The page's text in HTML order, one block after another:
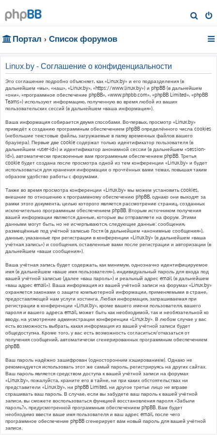
о
Портал Список форумов
Linux.by - Соглашение о конфиденциальности
Это соглашение подробно объясняет, как «Linux.by» и его подразделения (в
дальнейшем «мы», «наш», «Linux.by», «https://www.linux.by») и phpBB (в дальнейшем
«они», «программное обеспечение phpBB», «www.phpbb.com», «phpBB Limited», «phpBB
Teams») используют информацию, полученную во время любой из ваших
пользовательских сессий (в дальнейшем «ваша информация»).
Ваша информация собирается двумя способами. Во-первых, просмотр «Linux.by»
приведёт к созданию программным обеспечением phpBB определённого числа cookies
(небольшие текстовые файлы, загружаемые в папку временных файлов вашего
браузера). Первые две cookie содержат только идентификатор пользователя (в
дальнейшем «user-id») и идентификатор анонимной сессии (в дальнейшем «session-
id»), автоматически присвоенные вам программным обеспечением phpBB. Третья
cookie будет создана после просмотра одной из тем конференции «Linux.by» и будет
использоваться для хранения информации о прочтённых вами темах, повышая таким
образом удобство работы с форумами.
Также во время просмотра конференции «Linux.by» мы можем установить cookies,
внешние по отношению к программному обеспечению phpBB, однако они выходят за
рамки этого документа, целью которого является рассмотрение страниц, созданных
исключительно программным обеспечением phpBB. Вторым источником получения
вашей информации являются данные, которые вы отправляете на форум. Этими
данными могут быть, но не исчерпываются, следующие данные: сообщения,
размещённые под учётной записью Гостя (в дальнейшем «анонимные сообщения»),
данные, указанные при регистрации в конференции «Linux.by» (в дальнейшем «ваша
учётная запись») и сообщения, оставленные вами после регистрации и авторизации (в
дальнейшем «ваши сообщения»).
Ваша учётная запись будет содержать, как минимум, однозначно идентифицируемое
имя (в дальнейшем «ваше имя пользователя»), индивидуальный пароль для входа под
вашей учётной записью (далее «ваш пароль») и реальный адрес email (в дальнейшем
«ваш адрес email»). Ваша информация из вашей учётной записи на форумах «Linux.by»
охраняется законами о защите компьютерной информации, применяемыми в стране,
предоставляющей нам услуги хостинга. Любая информация, запрашиваемая при
регистрации в конференции «Linux.by», кроме вашего имени пользователя, вашего
пароля и вашего адреса email, может быть как необходимой, так и необязательной ко
вводу, на усмотрение администрации конференции «Linux.by». В любом случае у вас
есть возможность выбрать, какая информация из вашей учётной записи будет
общедоступна. Кроме того, у вас есть возможность согласиться/отказаться от
получения сообщений, автоматически сгенерированных программным обеспечением
phpBB.
Ваш пароль надёжно зашифрован (односторонним хэшированием). Однако не
рекомендуется использовать этот же самый пароль, регистрируясь на других сайтах.
Ваш пароль является средством доступа к вашей учётной записи на форумах
«Linux.by», пожалуйста, храните его в тайне, ни при каких обстоятельствах ни
представители «Linux.by», ни phpBB Limited, ни другое третье лицо не вправе
спрашивать ваш пароль. В случае, если вы забудете ваш пароль к вашей учётной
записи, вы сможете воспользоваться функцией восстановления пароля «Забыли
пароль?», предусмотренной программным обеспечением phpBB. Вам будет
необходимо ввести ваше имя пользователя и ваш адрес email, после чего
программное обеспечение phpBB сгенерирует вам новый пароль для вашей учётной
записи.